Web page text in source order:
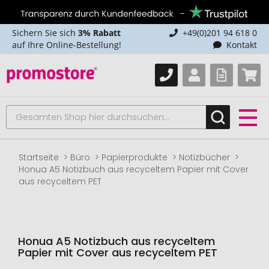
Sichern Sie sich 3% Rabatt
auf Ihre Online-Bestellung!
+49(0)201 94 618 0
Kontakt
Startseite Büro Papierprodukte
Notizbücher
Honua A5 Notizbuch aus recyceltem Papier mit Cover
aus recyceltem PET
Honua A5 Notizbuch aus recyceltem
Papier mit Cover aus recyceltem PET